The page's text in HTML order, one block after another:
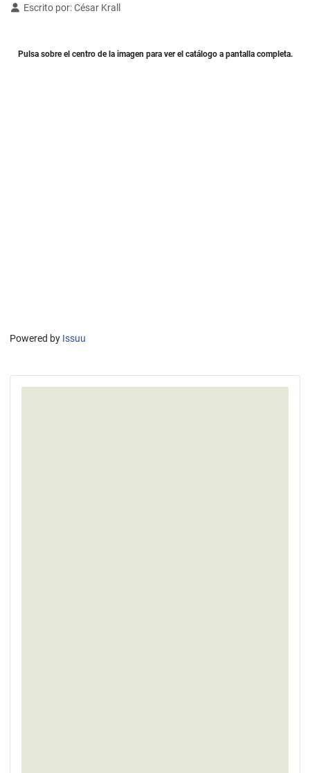
Detalles
Escrito por:César Krall
Pulsa sobre el centro de la imagen para ver el catálogo a pantalla completa.
Powered by Issuu